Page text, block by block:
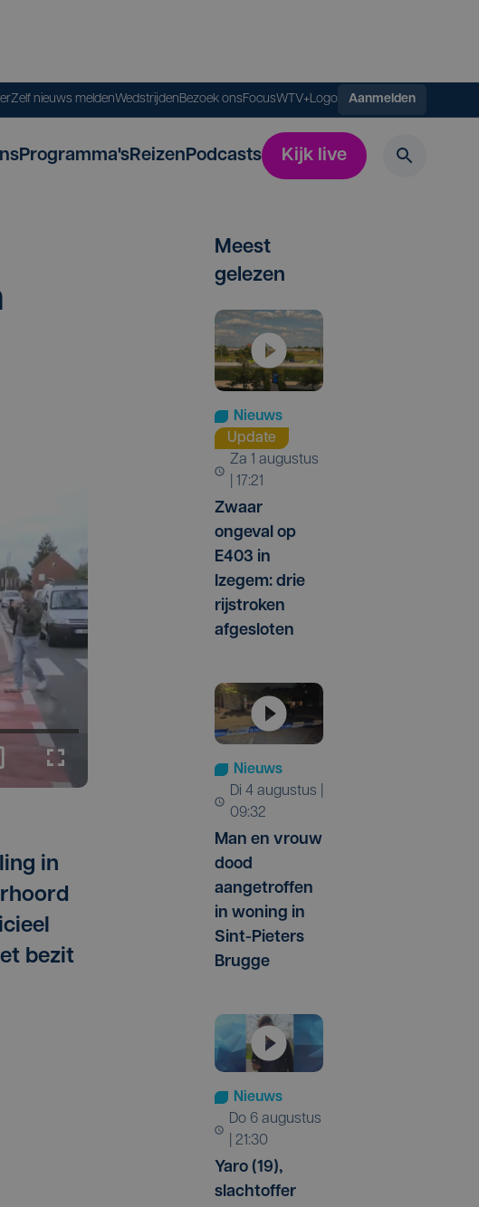
Zelf nieuws meldenWedstrijdenBezoek onsFocusWTV+Logo Aanmelden
Programma'sReizenPodcasts Kijk live
in
bezit
Meest
gelezen
Nieuws
Update
za 1 augustus
| 17:21
Zwaar
ongeval op
E403 in
Izegem: drie
rijstroken
afgesloten
Nieuws
di 4 augustus |
09:32
Man en vrouw
dood
aangetroffen
in woning in
Sint-Pieters
Brugge
Nieuws
do 6 augustus
| 21:30
Yaro (19),
slachtoffer